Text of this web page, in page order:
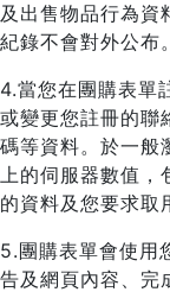
及出售物品行為資
紀錄不會對外公布
4.當您在團購表單
或變更您註冊的聯
碼等資料。於一般
上的伺服器數值，
的資料及您要求取
5.團購表單會使用
告及網頁內容、完